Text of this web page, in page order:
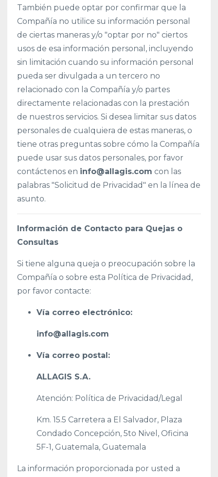
También puede optar por confirmar que la
Compañía no utilice su información personal
de ciertas maneras y/o "optar por no" ciertos
usos de esa información personal, incluyendo
sin limitación cuando su información personal
pueda ser divulgada a un tercero no
relacionado con la Compañía y/o partes
directamente relacionadas con la prestación
de nuestros servicios. Si desea limitar sus datos
personales de cualquiera de estas maneras, o
tiene otras preguntas sobre cómo la Compañía
puede usar sus datos personales, por favor
contáctenos en info@allagis.com con las
palabras "Solicitud de Privacidad" en la línea de
asunto.
Información de Contacto para Quejas o
Consultas
Si tiene alguna queja o preocupación sobre la
Compañía o sobre esta Política de Privacidad,
por favor contacte:
Vía correo electrónico:
info@allagis.com
Vía correo postal:
ALLAGIS S.A.
Atención: Política de Privacidad/Legal
Km. 15.5 Carretera a El Salvador, Plaza
Condado Concepción, 5to Nivel, Oficina
5F-1, Guatemala, Guatemala
La información proporcionada por usted a